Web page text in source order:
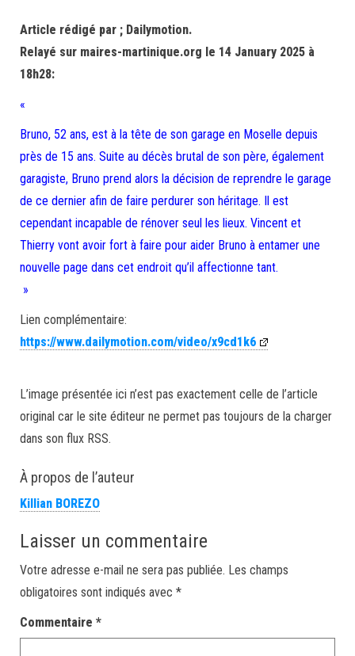
Article rédigé par ; Dailymotion.
Relayé sur maires-martinique.org le 14 January 2025 à
18h28:
«
Bruno, 52 ans, est à la tête de son garage en Moselle depuis
près de 15 ans. Suite au décès brutal de son père, également
garagiste, Bruno prend alors la décision de reprendre le garage
de ce dernier afin de faire perdurer son héritage. Il est
cependant incapable de rénover seul les lieux. Vincent et
Thierry vont avoir fort à faire pour aider Bruno à entamer une
nouvelle page dans cet endroit qu’il affectionne tant.
»
Lien complémentaire:
https://www.dailymotion.com/video/x9cd1k6
L’image présentée ici n’est pas exactement celle de l’article
original car le site éditeur ne permet pas toujours de la charger
dans son flux RSS.
À propos de l’auteur
Killian BOREZO
Laisser un commentaire
Votre adresse e-mail ne sera pas publiée. Les champs
obligatoires sont indiqués avec *
Commentaire *